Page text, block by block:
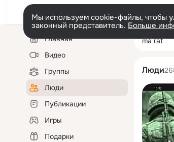
Мы используем cookie-файлы, чтобы
законный представитель. Больше
Левая
колонкаГлавная
Видео
Группы
Люди
Публикации
Игры
Подарки
ma rat
Люди